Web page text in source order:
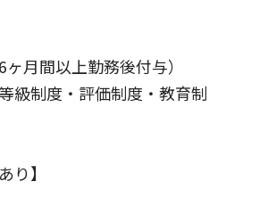
月間以上勤務後付与）
級制度・評価制度・教育制
り】